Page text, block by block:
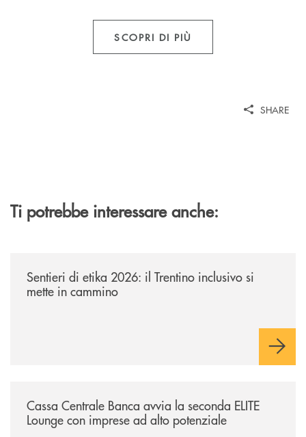
SCOPRI DI PIÙ
SHARE
Ti potrebbe interessare anche:
Sentieri di etika 2026: il Trentino inclusivo si
mette in cammino
Cassa Centrale Banca avvia la seconda ELITE
Lounge con imprese ad alto potenziale